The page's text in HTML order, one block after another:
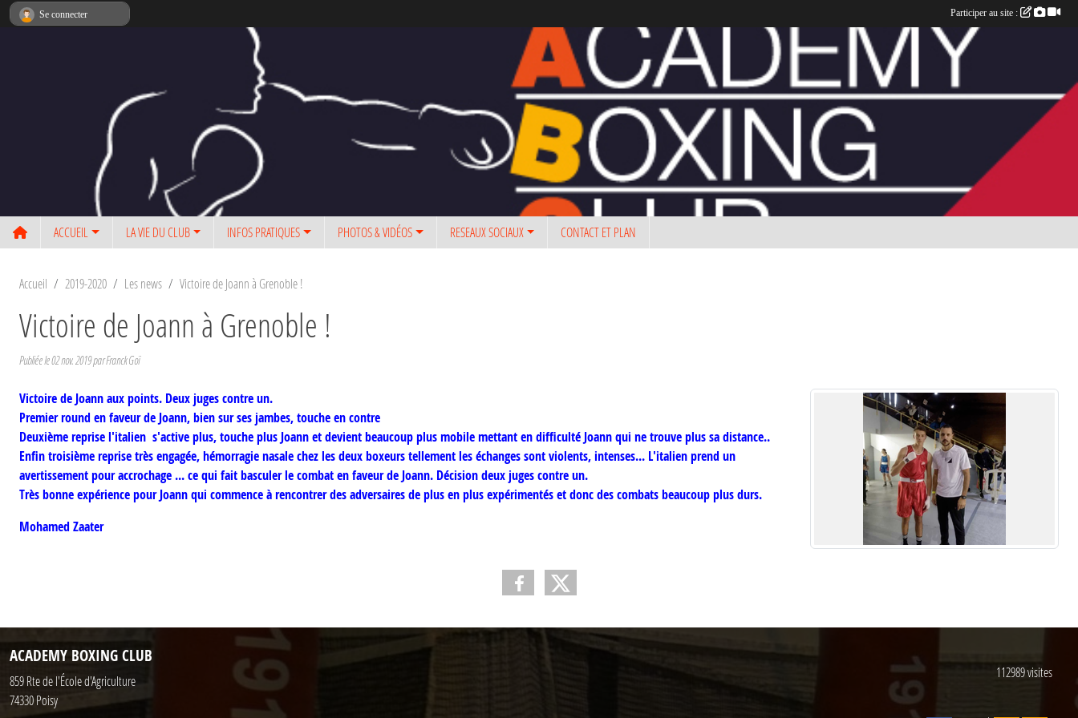
ACCUEIL LA VIE DU CLUB INFOS PRATIQUES PHOTOS & VIDÉOS RESEAUX SOCIAUX CONTACT ET PLAN
Accueil 2019-2020 Les news Victoire de Joann à Grenoble !
Victoire de Joann à Grenoble !
Publiée le02 nov. 2019par Franck Goï
Victoire de Joann aux points. Deux juges contre un.
Premier round en faveur de Joann, bien sur ses jambes, touche en contre
Deuxième reprise l'italien s'active plus, touche plus Joann et devient beaucoup plus mobile mettant en difficulté Joann qui ne trouve plus sa distance..
Enfin troisième reprise très engagée, hémorragie nasale chez les deux boxeurs tellement les échanges sont violents, intenses... L'italien prend un
avertissement pour accrochage ... ce qui fait basculer le combat en faveur de Joann. Décision deux juges contre un.
Très bonne expérience pour Joann qui commence à rencontrer des adversaires de plus en plus expérimentés et donc des combats beaucoup plus durs.
Mohamed Zaater
ACADEMY BOXING CLUB
859 Rte de l'École d'Agriculture
74330Poisy
112989visites
Se connecter Participer au site :
Panneau de gestion des cookies